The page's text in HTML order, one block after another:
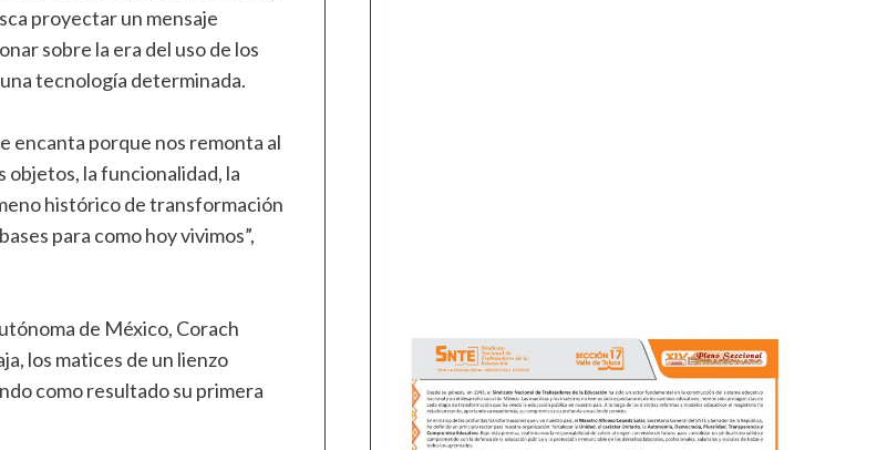
proyectar un mensaje
sobre la era del uso de los
tecnología determinada.
encanta porque nos remonta al
objetos, la funcionalidad, la
histórico de transformación
para como hoy vivimos”,
de México, Corach
los matices de un lienzo
como resultado su primera